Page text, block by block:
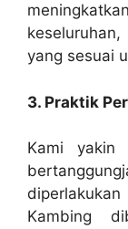
yang sesuai
3. Praktik
Kami yakin
Kambing